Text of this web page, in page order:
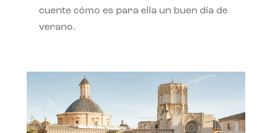
cuente cómo es para ella un buen día de
verano.